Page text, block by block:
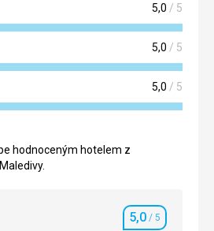
5,0 / 5
5,0 / 5
5,0 / 5
hodnoceným hotelem z
Hodnocení
5,0 / 5